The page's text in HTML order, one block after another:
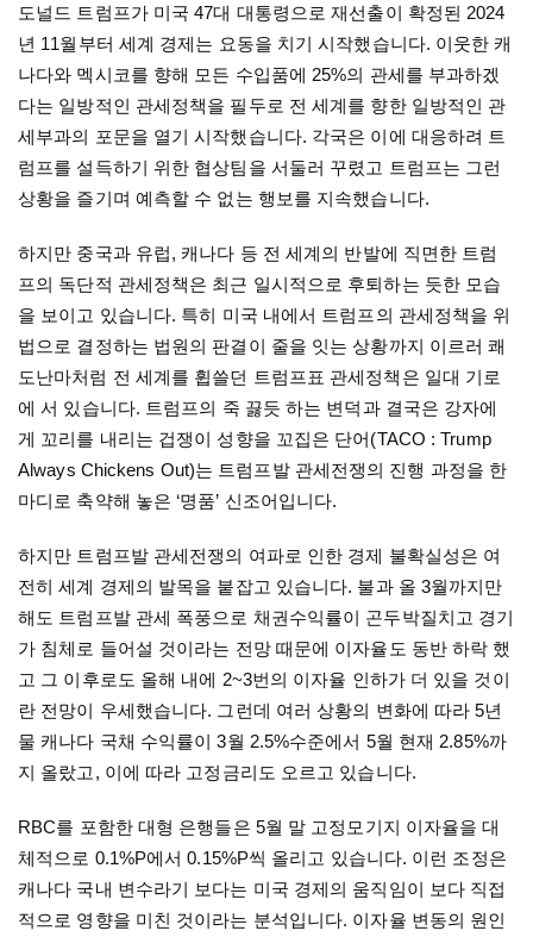
도널드 트럼프가 미국 47대 대통령으로 재선출이 확정된 2024
년 11월부터 세계 경제는 요동을 치기 시작했습니다. 이웃한 캐
나다와 멕시코를 향해 모든 수입품에
25%의 관세를 부과하겠
다는 일방적인 관세정책을 필두로 전 세계를 향한 일방적인 관
세부과의 포문을 열기 시작했습니다. 각국은 이에 대응하려 트
럼프를 설득하기 위한 협상팀을 서둘러 꾸렸고 트럼프는 그런
상황을 즐기며 예측할 수 없는 행보를 지속했습니다.
하지만 중국과 유럽, 캐나다 등 전 세계의 반발에 직면한 트럼
프의 독단적 관세정책은 최근 일시적으로 후퇴하는 듯한 모습
을 보이고 있습니다. 특히 미국 내에서 트럼프의 관세정책을 위
법으로 결정하는 법원의 판결이 줄을 잇는 상황까지 이르러 쾌
도난마처럼 전 세계를 휩쓸던 트럼프표 관세정책은 일대 기로
에 서 있습니다. 트럼프의 죽 끓듯 하는 변덕과 결국은 강자에
게 꼬리를 내리는 겁쟁이 성향을 꼬집은 단어 (TACO : Trump
Always Chickens Out)는 트럼프발 관세전쟁의 진행 과정을 한
마디로 축약해 놓은 ‘명품’ 신조어입니다.
하지만 트럼프발 관세전쟁의 여파로 인한 경제 불확실성은 여
전히 세계 경제의 발목을 붙잡고 있습니다. 불과 올 3월까지만
해도 트럼프발 관세 폭풍으로 채권수익률이 곤두박질치고 경기
가 침체로 들어설 것이라는 전망 때문에 이자율도 동반 하락 했
고 그 이후로도 올해 내에
2~3번의 이자율 인하가 더 있을 것이
란 전망이 우세했습니다. 그런데 여러 상황의 변화에 따라 5년
물 캐나다 국채 수익률이
3월 2.5%수준에서 5월 현재 2.85%까
지 올랐고 , 이에 따라 고정금리도 오르고 있습니다.
RBC를 포함한 대형 은행들은 5월 말 고정모기지 이자율을 대
체적으로 0.1%P에서 0.15%P씩 올리고 있습니다. 이런 조정은
캐나다 국내 변수라기 보다는 미국 경제의 움직임이 보다 직접
적으로 영향을 미친 것이라는 분석입니다. 이자율 변동의 원인